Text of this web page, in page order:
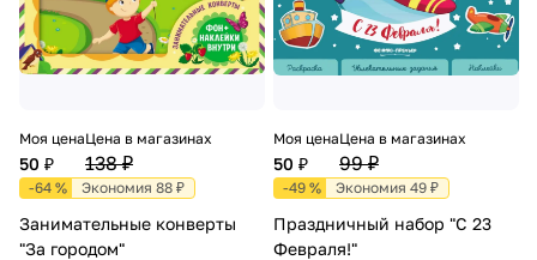
Моя цена
50 ₽
Цена в магазинах
138 ₽
-64 % Экономия 88 ₽
Занимательные конверты
"За городом"
Моя цена
50 ₽
Цена в магазинах
99 ₽
-49 % Экономия 49 ₽
Праздничный набор "С 23
Февраля!"